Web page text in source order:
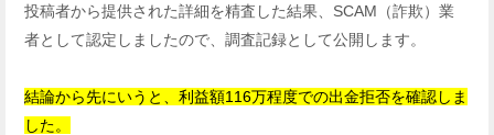
投稿者から提供された詳細を精査した結果、SCAM（詐欺）業
者として認定しましたので、調査記録として公開します。
結論から先にいうと、利益額116万程度での出金拒否を確認しま
した。